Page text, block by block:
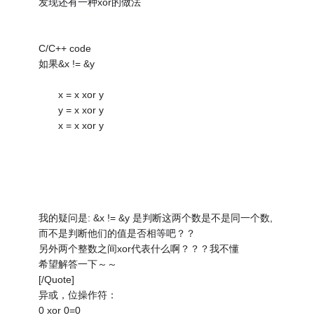
发现还有一种xor的做法
C/C++ code
如果&x != &y
x = x xor y
y = x xor y
x = x xor y
我的疑问是: &x != &y 是判断这两个数是不是同一个数,
而不是判断他们的值是否相等吧？？
另外两个整数之间xor代表什么啊？？？我不懂
希望解答一下～～
[/Quote]
异或，位操作符：
0 xor 0=0